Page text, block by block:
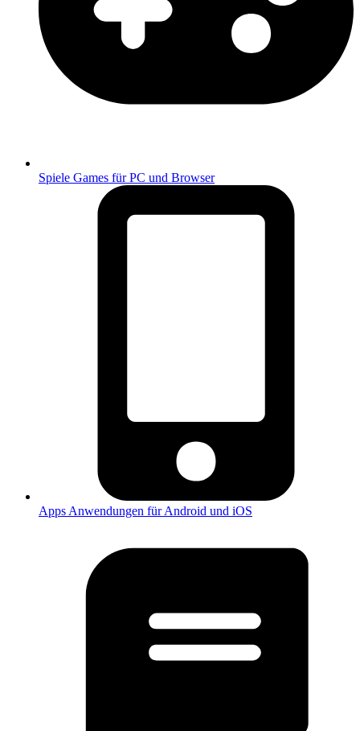
Spiele Games für PC und Browser
Apps Anwendungen für Android und iOS